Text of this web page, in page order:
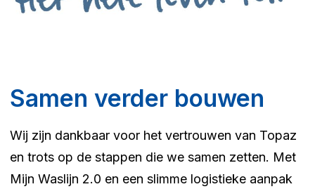
Samen verder bouwen
Wij zijn dankbaar voor het vertrouwen van Topaz
en trots op de stappen die we samen zetten. Met
Mijn Waslijn 2.0 en een slimme logistieke aanpak